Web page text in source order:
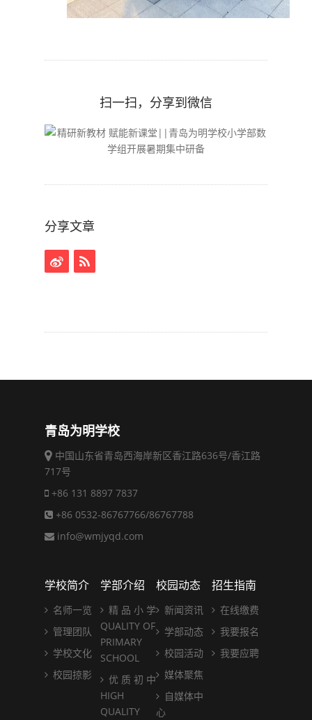
扫一扫，分享到微信
分享文章
青岛为明学校
中国山东省青岛西海岸新区香江路636号/香江路
717号
+86 131 8897 7837
+86 0532-86767766/86767788
info@wmjyqd.com
学校简介
名师一览
管理团队
学校文化
校园掠影
学部介绍
精 品 小 学
QUALITY OF
PRIMARY
SCHOOL
优 质 初 中
HIGH
QUALITY
校园动态
新闻资讯
学部动态
校园活动
媒体聚焦
自媒体中
心
招生指南
在线缴费
我要报名
我要应聘